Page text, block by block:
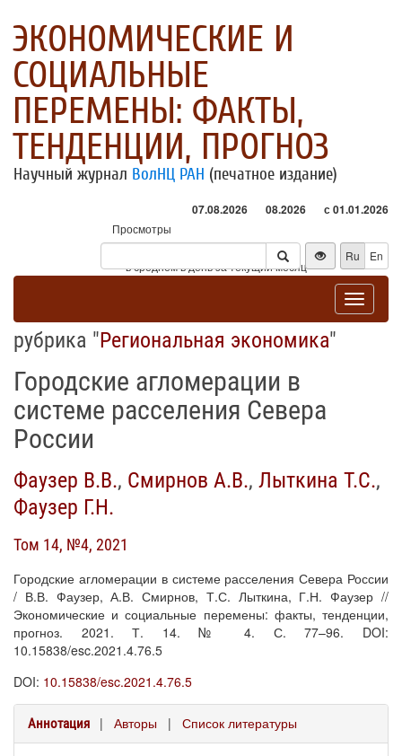
ЭКОНОМИЧЕСКИЕ И
СОЦИАЛЬНЫЕ
ПЕРЕМЕНЫ: ФАКТЫ,
ТЕНДЕНЦИИ, ПРОГНОЗ
Научный журнал ВолНЦ РАН (печатное издание)
07.08.2026 08.2026 с 01.01.2026
Просмотры
Посетители
* - в среднем в день за текущий месяц
Ru En
Toggle
рубрика "Региональная экономика"
Городские агломерации в
системе расселения Севера
России
Фаузер В.В., Смирнов А.В., Лыткина Т.С.,
Фаузер Г.Н.
Том 14, №4, 2021
Городские агломерации в системе расселения Севера России
/ В.В. Фаузер, А.В. Смирнов, Т.С. Лыткина, Г.Н. Фаузер //
Экономические и социальные перемены: факты, тенденции,
прогноз. 2021. Т. 14. № 4. С. 77–96. DOI:
10.15838/esc.2021.4.76.5
DOI: 10.15838/esc.2021.4.76.5
Аннотация | Авторы | Список литературы